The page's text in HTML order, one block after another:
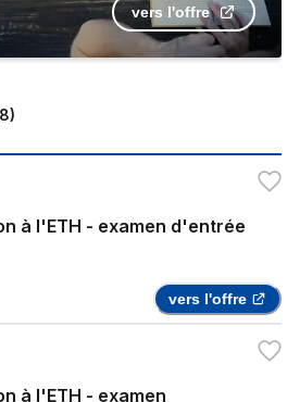
vers l'offre
8)
à l'ETH - examen d'entrée
vers l'offre
à l'ETH - examen